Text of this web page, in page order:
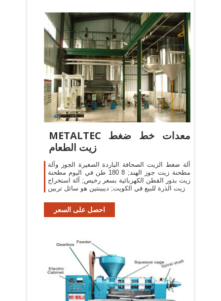
METALTEC معدات خط ضغط
زيت الطعام
آلة ضغط الزيت الصحافة الباردة الصغيرة الجوز وآلة
مطحنة زيت جوز الهند; 8 180 طن في اليوم مطحنة
زيت بذور القطن الكهربائية بسعر رخيص; آلة استخراج
زيت الذرة للبيع في الكويت; ديبينتين هو سائل تربين
احصل على السعر